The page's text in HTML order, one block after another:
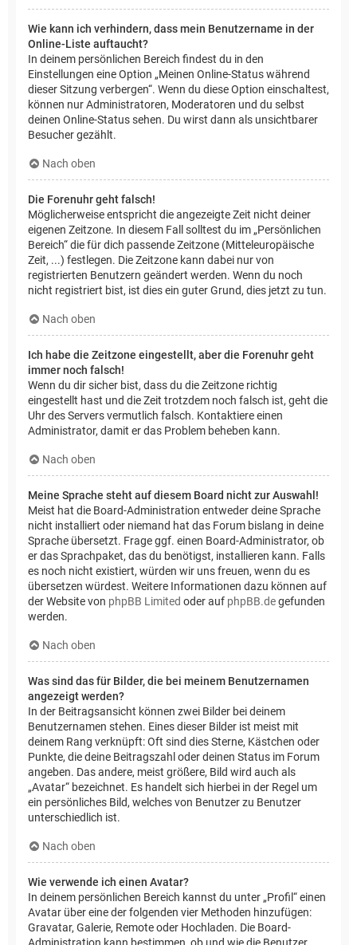
Wie kann ich verhindern, dass mein Benutzername in der
Online-Liste auftaucht?
In deinem persönlichen Bereich findest du in den
Einstellungen eine Option „Meinen Online-Status während
dieser Sitzung verbergen“. Wenn du diese Option einschaltest,
können nur Administratoren, Moderatoren und du selbst
deinen Online-Status sehen. Du wirst dann als unsichtbarer
Besucher gezählt.
Nach oben
Die Forenuhr geht falsch!
Möglicherweise entspricht die angezeigte Zeit nicht deiner
eigenen Zeitzone. In diesem Fall solltest du im „Persönlichen
Bereich“ die für dich passende Zeitzone (Mitteleuropäische
Zeit, ...) festlegen. Die Zeitzone kann dabei nur von
registrierten Benutzern geändert werden. Wenn du noch
nicht registriert bist, ist dies ein guter Grund, dies jetzt zu tun.
Nach oben
Ich habe die Zeitzone eingestellt, aber die Forenuhr geht
immer noch falsch!
Wenn du dir sicher bist, dass du die Zeitzone richtig
eingestellt hast und die Zeit trotzdem noch falsch ist, geht die
Uhr des Servers vermutlich falsch. Kontaktiere einen
Administrator, damit er das Problem beheben kann.
Nach oben
Meine Sprache steht auf diesem Board nicht zur Auswahl!
Meist hat die Board-Administration entweder deine Sprache
nicht installiert oder niemand hat das Forum bislang in deine
Sprache übersetzt. Frage ggf. einen Board-Administrator, ob
er das Sprachpaket, das du benötigst, installieren kann. Falls
es noch nicht existiert, würden wir uns freuen, wenn du es
übersetzen würdest. Weitere Informationen dazu können auf
der Website von phpBB Limited oder auf phpBB.degefunden
werden.
Nach oben
Was sind das für Bilder, die bei meinem Benutzernamen
angezeigt werden?
In der Beitragsansicht können zwei Bilder bei deinem
Benutzernamen stehen. Eines dieser Bilder ist meist mit
deinem Rang verknüpft: Oft sind dies Sterne, Kästchen oder
Punkte, die deine Beitragszahl oder deinen Status im Forum
angeben. Das andere, meist größere, Bild wird auch als
„Avatar“ bezeichnet. Es handelt sich hierbei in der Regel um
ein persönliches Bild, welches von Benutzer zu Benutzer
unterschiedlich ist.
Nach oben
Wie verwende ich einen Avatar?
In deinem persönlichen Bereich kannst du unter „Profil“ einen
Avatar über eine der folgenden vier Methoden hinzufügen:
Gravatar, Galerie, Remote oder Hochladen. Die Board-
Administration kann bestimmen, ob und wie die Benutzer